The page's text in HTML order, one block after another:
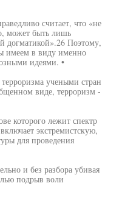
считает, что «не
может быть лишь
догматикой».26 Поэтому,
имеем в виду именно
идеями. •
учеными стран
виде, терроризм -
которого лежит спектр
экстремистскую,
для проведения
и без разбора убивая
подрыв воли